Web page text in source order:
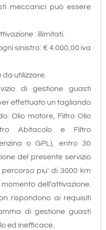
meccanici può essere
: illimitati.
sinistro: € 4.000,00 iva
utilizzare.
di gestione guasti
effettuato un tagliando
Olio motore, Filtro Olio
Abitacolo e Filtro
o GPL), entro 30
del presente servizio
piu' di 3000 km
dell’attivazione.
rispondono ai requisiti
di gestione guasti
ed inefficace.